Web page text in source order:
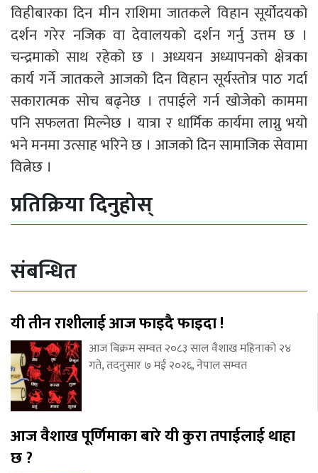
विहीबारका दिन मीन राशिमा जातकले विहान सूर्योदयको
दर्शन गरेर नजिक वा देवालयको दर्शन गर्नु उत्तम छ ।
चन्द्रमाको साथ रहेको छ । अध्ययन अध्यापनको क्षेत्रका
कार्य गर्ने जातकले आजको दिन विहान सूर्यस्तोत्र पाठ गर्दा
सकारात्मक सोच बढ्नेछ । तपाईले गर्न खोजेको काममा
पनि सफलता मिल्नेछ । यात्रा र धार्मिक कार्यमा लाग्नु भयो
भने मनमा उत्साह भरिने छ । आजको दिन सामाजिक सेवामा
वित्नेछ ।
प्रतिक्रिया दिनुहोस्
संबन्धित
यी तीन राशीलाई आज फाइदै फाइदा !
आज बिक्रम सम्वत २०८३ साल वैशाख महिनाको २४
गते, तदनुसार ७ मई २०२६, नेपाल सम्वत
आज वैशाख पूर्णिमाका बारे यी कुरा तपाईलाई थाहा
छ ?